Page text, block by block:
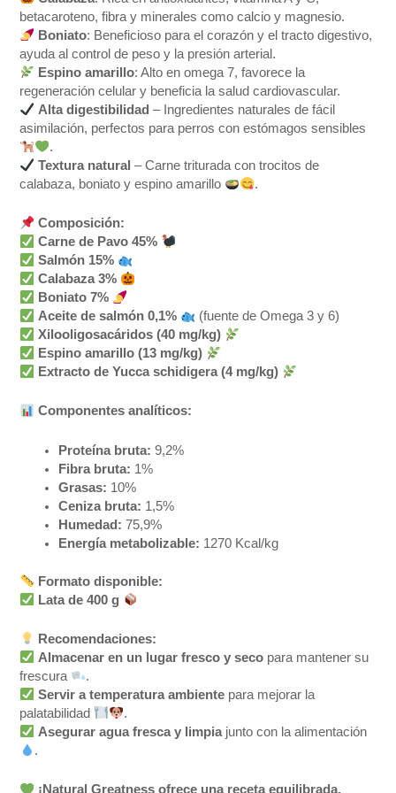
betacaroteno, fibra y minerales como calcio y magnesio.
Boniato: Beneficioso para el corazón y el tracto digestivo,
ayuda al control de peso y la presión arterial.
Espino amarillo: Alto en omega 7, favorece la
regeneración celular y beneficia la salud cardiovascular.
Alta digestibilidad – Ingredientes naturales de fácil
asimilación, perfectos para perros con estómagos sensibles
.
Textura natural – Carne triturada con trocitos de
calabaza, boniato y espino amarillo
.
Composición:
Carne de Pavo 45%
Salmón 15%
Calabaza 3%
Boniato 7%
Aceite de salmón 0,1%
(fuente de Omega 3 y 6)
Xilooligosacáridos (40 mg/kg)
Espino amarillo (13 mg/kg)
Extracto de Yucca schidigera (4 mg/kg)
Componentes analíticos:
Proteína bruta: 9,2%
Fibra bruta: 1%
Grasas: 10%
Ceniza bruta: 1,5%
Humedad: 75,9%
Energía metabolizable: 1270 Kcal/kg
Formato disponible:
Lata de 400 g
Recomendaciones:
Almacenar en un lugar fresco y seco para mantener su
frescura
.
Servir a temperatura ambiente para mejorar la
palatabilidad
.
Asegurar agua fresca y limpia junto con la alimentación
.
¡Natural Greatness ofrece una receta equilibrada,